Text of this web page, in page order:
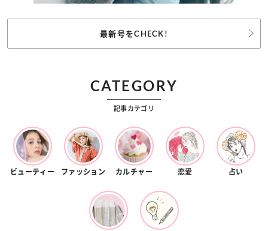
最新号をCHECK!
CATEGORY
記事カテゴリ
ビューティー ファッション カルチャー 恋愛 占い